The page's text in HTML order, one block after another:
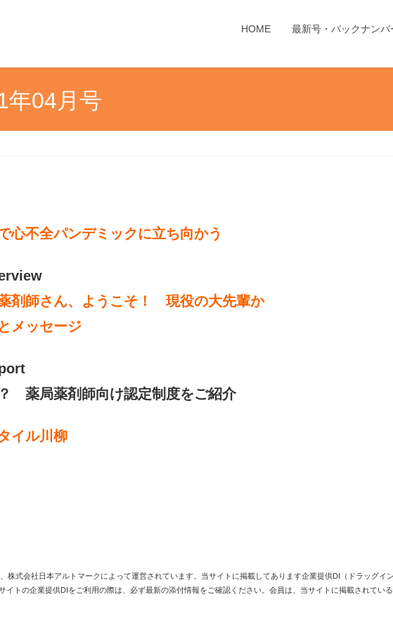
HOME 最新号・バックナンバ
04月号
心不全パンデミックに立ち向かう
剤師さん、ようこそ！ 現役の大先輩か
メッセージ
薬局薬剤師向け認定制度をご紹介
イル川柳
株式会社日本アルトマークによって運営されています。当サイトに掲載してあります企業提供DI（ドラッグイ
トの企業提供DIをご利用の際は、必ず最新の添付情報をご確認ください。会員は、当サイトに掲載されてい